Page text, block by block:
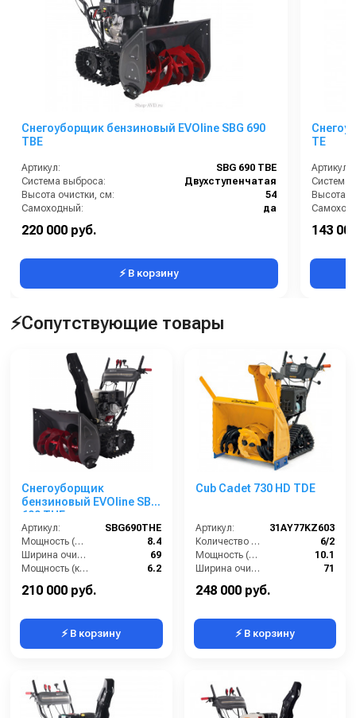
Снегоуборщик бензиновый EVOline SBG 690
TBE
Артикул:
SBG 690 TBE
Система выброса:
Двухступенчатая
Высота очистки, см:
54
Самоходный:
да
220 000 руб.
⚡ В корзину
TE
Артикул:
Система
Высота
143
⚡Сопутствующие товары
Снегоуборщик
бензиновый EVOline SBG
690 THE
Артикул:
SBG690THE
Мощность (л.с.):
8.4
Ширина очистки (см):
69
Мощность (кВт):
6.2
210 000 руб.
⚡ В корзину
Cub Cadet 730 HD TDE
Артикул:
31AY77KZ603
Количество скоростей (вперед/назад):
6/2
Мощность (л/с):
10.1
Ширина очистки (см):
71
248 000 руб.
⚡ В корзину